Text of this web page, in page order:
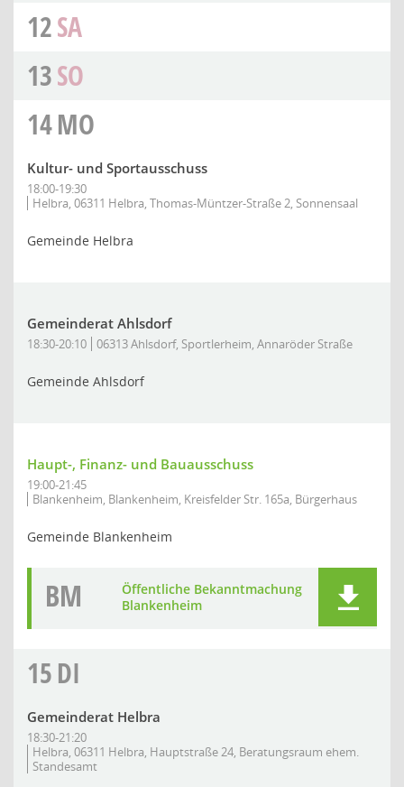
12SA
13SO
14MO
Kultur- und Sportausschuss
18:00-19:30
Helbra, 06311 Helbra, Thomas-Müntzer-Straße 2, Sonnensaal
Gemeinde Helbra
Gemeinderat Ahlsdorf
18:30-20:10 06313 Ahlsdorf, Sportlerheim, Annaröder Straße
Gemeinde Ahlsdorf
Haupt-, Finanz- und Bauausschuss
19:00-21:45
Blankenheim, Blankenheim, Kreisfelder Str. 165a, Bürgerhaus
Gemeinde Blankenheim
BM
Öffentliche Bekanntmachung
Blankenheim
15DI
Gemeinderat Helbra
18:30-21:20
Helbra, 06311 Helbra, Hauptstraße 24, Beratungsraum ehem.
Standesamt